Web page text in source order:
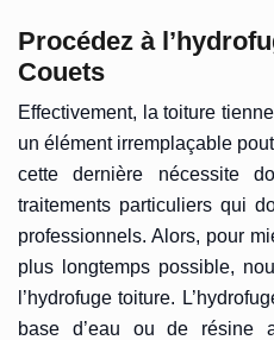
Procédez à
Couets
Effectivement, la toiture
un élément irremplaçable
cette dernière nécessite
traitements particuliers qui
professionnels. Alors, pour
plus longtemps possible,
l’hydrofuge toiture.
base d’eau ou de résine